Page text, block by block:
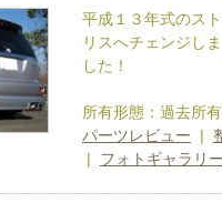
平成１３年式のス
リスへチェンジし
した！
所有形態：過去所
パーツレビュー |
| フォトギャラリー